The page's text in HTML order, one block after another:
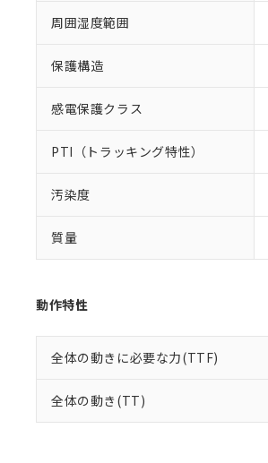
周囲湿度範囲
保護構造
感電保護クラス
PTI（トラッキング特性）
汚染度
質量
動作特性
全体の動きに必要な力(TTF)
全体の動き(TT)